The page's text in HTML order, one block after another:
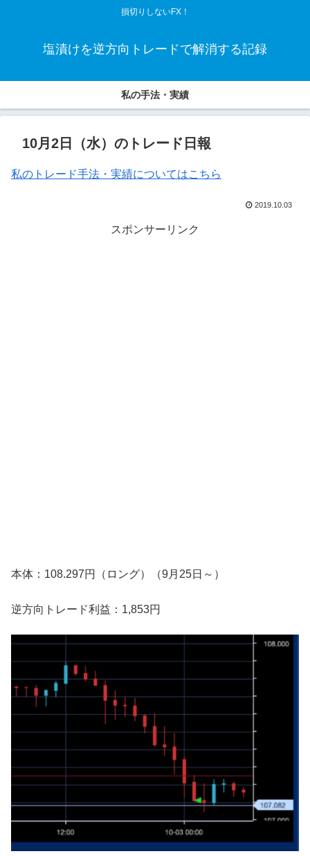
損切りしないFX！
塩漬けを逆方向トレードで解消する記録
私の手法・実績
10月2日（水）のトレード日報
私のトレード手法・実績についてはこちら
2019.10.03
スポンサーリンク
本体：108.297円（ロング）（9月25日～）
逆方向トレード利益：1,853円